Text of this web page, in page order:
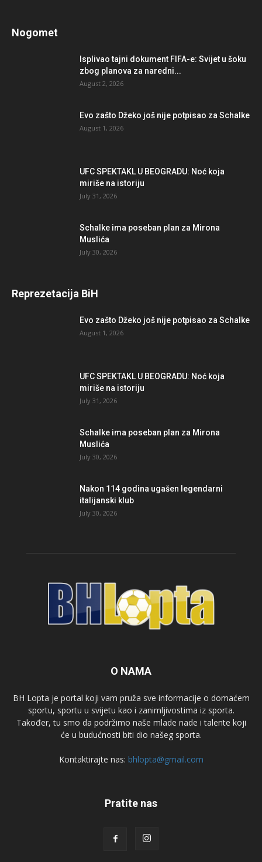
Nogomet
Isplivao tajni dokument FIFA-e: Svijet u šoku
zbog planova za naredni...
August 2, 2026
Evo zašto Džeko još nije potpisao za Schalke
August 1, 2026
UFC SPEKTAKL U BEOGRADU: Noć koja
miriše na istoriju
July 31, 2026
Schalke ima poseban plan za Mirona
Muslića
July 30, 2026
Reprezetacija BiH
Evo zašto Džeko još nije potpisao za Schalke
August 1, 2026
UFC SPEKTAKL U BEOGRADU: Noć koja
miriše na istoriju
July 31, 2026
Schalke ima poseban plan za Mirona
Muslića
July 30, 2026
Nakon 114 godina ugašen legendarni
italijanski klub
July 30, 2026
O NAMA
BH Lopta je portal koji vam pruža sve informacije o domaćem
sportu, sportu u svijetu kao i zanimljivostima iz sporta.
Također, tu smo da podržimo naše mlade nade i talente koji
će u budućnosti biti dio našeg sporta.
Kontaktirajte nas: bhlopta@gmail.com
Pratite nas